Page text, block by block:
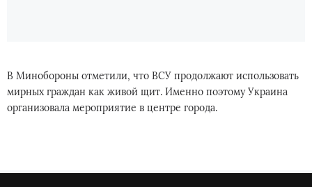
В Минобороны отметили, что ВСУ продолжают использовать
мирных граждан как живой щит. Именно поэтому Украина
организовала мероприятие в центре города.